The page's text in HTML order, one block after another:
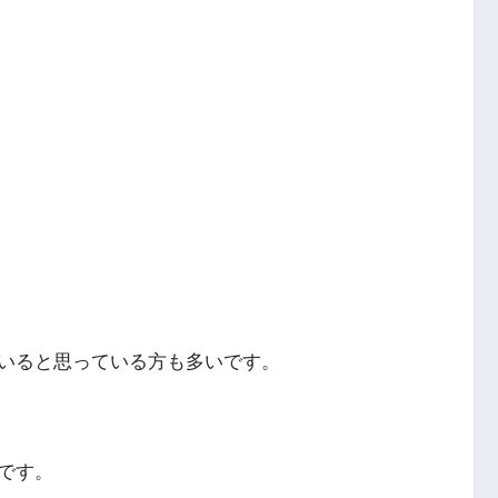
と思っている方も多いです。
す。